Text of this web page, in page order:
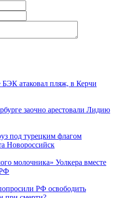
атаковал пляж, в Керчи
заочно арестовали Лидию
под турецким флагом
Новороссийск
молочника» Уолкера вместе
РФ освободить